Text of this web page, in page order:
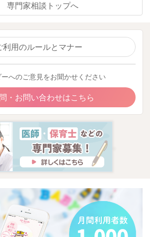
専門家相談トップへ
利用のルールとマナー
へのご意見をお聞かせください
・お問い合わせはこちら